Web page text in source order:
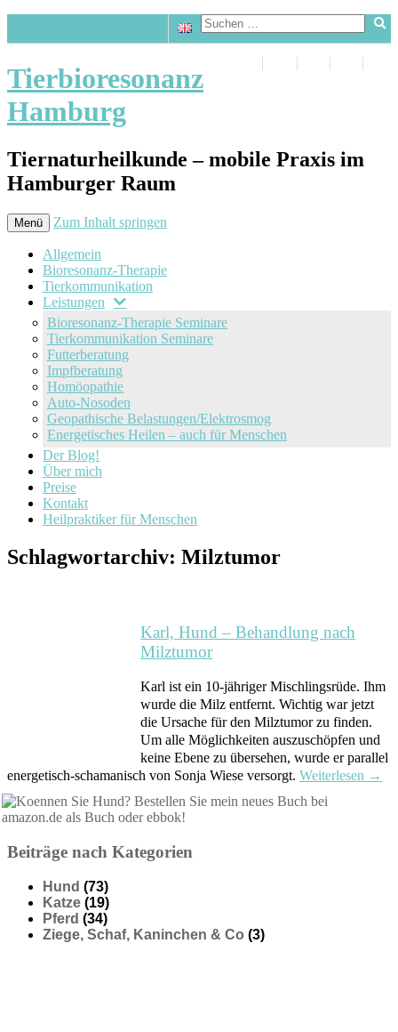
Tierbioresonanz
Hamburg
Tiernaturheilkunde – mobile Praxis im
Hamburger Raum
Menü Zum Inhalt springen
Allgemein
Bioresonanz-Therapie
Tierkommunikation
Leistungen
Bioresonanz-Therapie Seminare
Tierkommunikation Seminare
Futterberatung
Impfberatung
Homöopathie
Auto-Nosoden
Geopathische Belastungen/Elektrosmog
Energetisches Heilen – auch für Menschen
Der Blog!
Über mich
Preise
Kontakt
Heilpraktiker für Menschen
Schlagwortarchiv: Milztumor
Karl, Hund – Behandlung nach
Milztumor
Karl ist ein 10-jähriger Mischlingsrüde. Ihm
wurde die Milz entfernt. Wichtig war jetzt
die Ursache für den Milztumor zu finden.
Um alle Möglichkeiten auszuschöpfen und
keine Ebene zu übersehen, wurde er parallel
energetisch-schamanisch von Sonja Wiese versorgt. Weiterlesen →
Beiträge nach Kategorien
Hund (73)
Katze (19)
Pferd (34)
Ziege, Schaf, Kaninchen & Co (3)